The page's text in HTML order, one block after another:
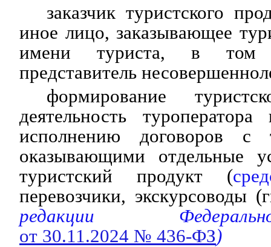
заказчик туристского
иное лицо, заказывающее
имени туриста, в том
представитель
формирование
деятельность
исполнению договоров с
оказывающими отдельные
туристский продукт (
перевозчики, экскурсоводы
редакции
от 30.11.2024 № 436-ФЗ)